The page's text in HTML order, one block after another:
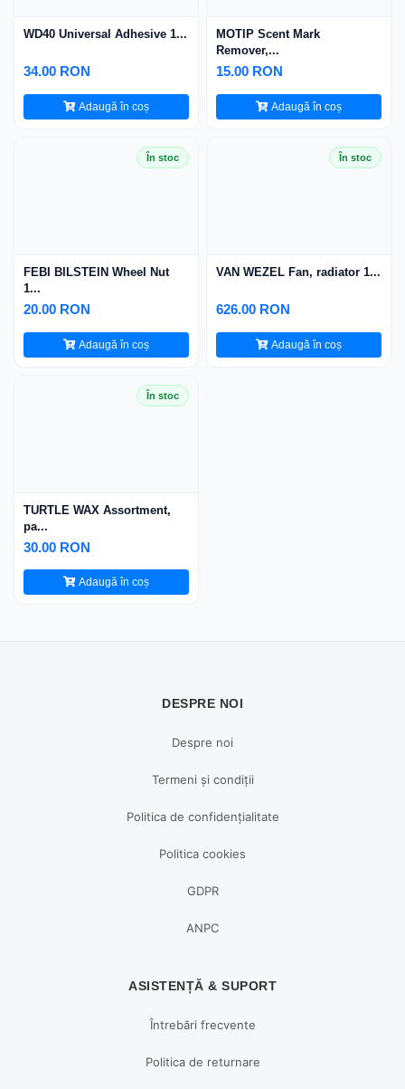
WD40 Universal Adhesive 1...
34.00 RON
Adaugă în coș
MOTIP Scent Mark
Remover,...
15.00 RON
Adaugă în coș
În stoc
FEBI BILSTEIN Wheel Nut
1...
20.00 RON
Adaugă în coș
În stoc
VAN WEZEL Fan, radiator 1...
626.00 RON
Adaugă în coș
În stoc
TURTLE WAX Assortment,
pa...
30.00 RON
Adaugă în coș
DESPRE NOI
Despre noi
Termeni și condiții
Politica de confidențialitate
Politica cookies
GDPR
ANPC
ASISTENȚĂ & SUPORT
Întrebări frecvente
Politica de returnare